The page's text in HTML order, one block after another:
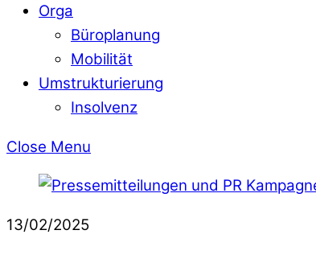
Orga
Büroplanung
Mobilität
Umstrukturierung
Insolvenz
Close Menu
13/02/2025